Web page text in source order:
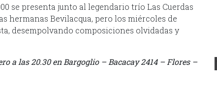
se presenta junto al legendario trío Las Cuerdas
hermanas Bevilacqua, pero los miércoles de
desempolvando composiciones olvidadas y
a las 20.30 en Bargoglio – Bacacay 2414 – Flores –